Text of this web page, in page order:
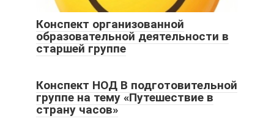
Конспект организованной
образовательной деятельности в
старшей группе
Конспект НОД В подготовительной
группе на тему «Путешествие в
страну часов»